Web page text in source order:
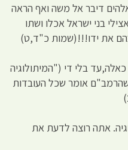
דיבר אל משה ואף הראה
בני ישראל אכלו ושתו
את ידו!!!(שמות כ"ד,ט)
כאלה,עד בלי די ("המיתולוגיה
אומר שכל העובדות
אתה רוצה לדעת את